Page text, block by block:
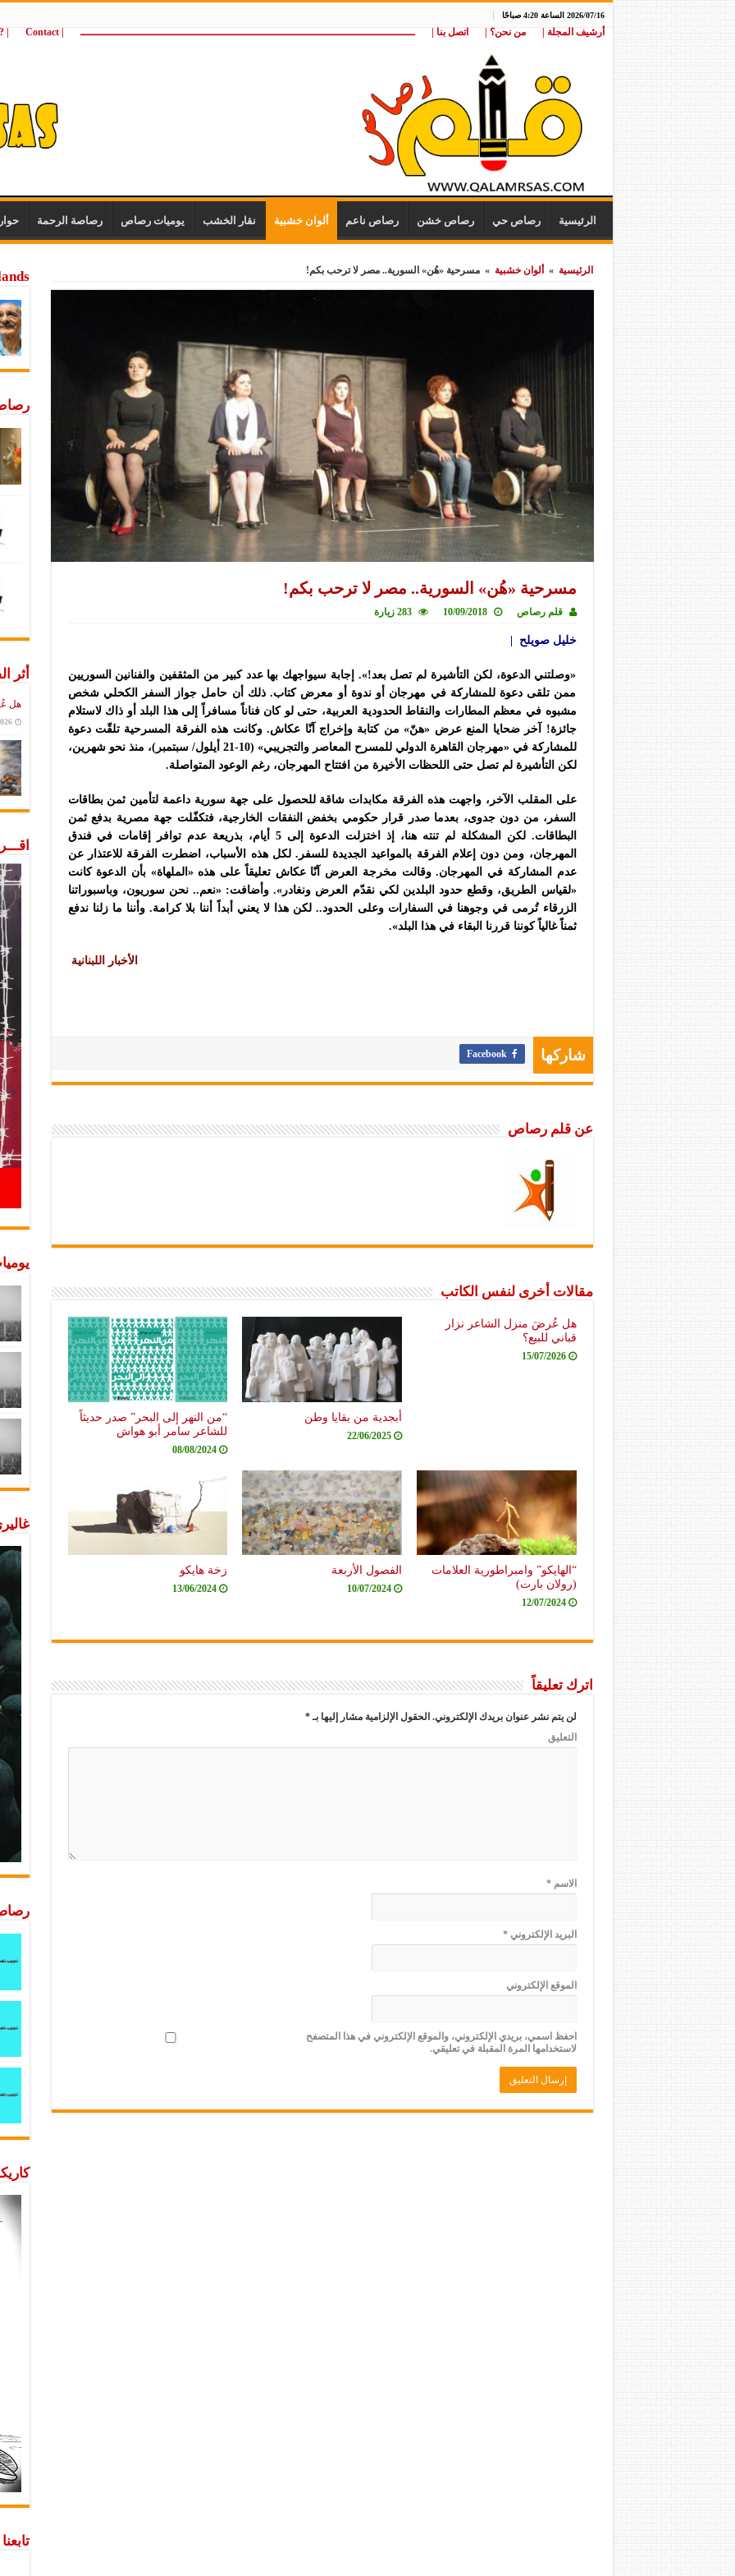
2026/07/16 الساعة 4:20 صباحًا
أرشيف المجلة | من نحن؟ | اتصل بنا | ــــــــــــــــــــــــــــــــــــــــــــــــــــــــــــــــــــــــــــــــــــــــــــــــــــــ | Contact
wij
الرئيسية رصاص حي رصاص خشن رصاص ناعم ألوان خشبية نقار الخشب يوميات رصاص رصاصة الرحمة
الرئيسية » ألوان خشبية » مسرحية «هُن» السورية.. مصر لا ترحب بكم!
مسرحية «هُن» السورية.. مصر لا ترحب بكم!
قلم رصاص 10/09/2018 283 زيارة
خليل صويلح |
«وصلتني الدعوة، لكن التأشيرة لم تصل بعد!». إجابة سيواجهك بها عدد كبير من المثقفين والفنانين السوريين
ممن تلقى دعوة للمشاركة في مهرجان أو ندوة أو معرض كتاب. ذلك أن حامل جواز السفر الكحلي شخص
مشبوه في معظم المطارات والنقاط الحدودية العربية، حتى لو كان فناناً مسافراً إلى هذا البلد أو ذاك لاستلام
جائزة! آخر ضحايا المنع عرض «هنّ» من كتابة وإخراج آنّا عكاش. وكانت هذه الفرقة المسرحية تلقّت دعوة
للمشاركة في «مهرجان القاهرة الدولي للمسرح المعاصر والتجريبي» (10-21 أيلول/ سبتمبر)، منذ نحو شهرين،
لكن التأشيرة لم تصل حتى اللحظات الأخيرة من افتتاح المهرجان، رغم الوعود المتواصلة.
على المقلب الآخر، واجهت هذه الفرقة مكابدات شاقة للحصول على جهة سورية داعمة لتأمين ثمن بطاقات
السفر، من دون جدوى، بعدما صدر قرار حكومي بخفض النفقات الخارجية، فتكفّلت جهة مصرية بدفع ثمن
البطاقات. لكن المشكلة لم تنته هنا، إذ اختزلت الدعوة إلى 5 أيام، بذريعة عدم توافر إقامات في فندق
المهرجان، ومن دون إعلام الفرقة بالمواعيد الجديدة للسفر. لكل هذه الأسباب، اضطرت الفرقة للاعتذار عن
عدم المشاركة في المهرجان. وقالت مخرجة العرض آنّا عكاش تعليقاً على هذه «الملهاة» بأن الدعوة كانت
«لقياس الطريق، وقطع حدود البلدين لكي نقدّم العرض ونغادر». وأضافت: «نعم.. نحن سوريون، وباسبوراتنا
الزرقاء تُرمى في وجوهنا في السفارات وعلى الحدود.. لكن هذا لا يعني أبداً أننا بلا كرامة. وأننا ما زلنا ندفع
ثمناً غالياً كوننا قررنا البقاء في هذا البلد».
الأخبار اللبنانية
شاركها Facebook
عن قلم رصاص
مقالات أخرى لنفس الكاتب
هل عُرضَ منزل الشاعر نزار
قباني للبيع؟
15/07/2026
أبجدية من بقايا وطن
22/06/2025
“من النهر إلى البحر” صدر حديثاً
للشاعر سامر أبو هواش
08/08/2024
“الهايكو” وامبراطورية العلامات
(رولان بارت)
12/07/2024
الفصول الأربعة
10/07/2024
زخة هايكو
13/06/2024
اترك تعليقاً
لن يتم نشر عنوان بريدك الإلكتروني. الحقول الإلزامية مشار إليها بـ*
التعليق
الاسم*
البريد الإلكتروني*
الموقع الإلكتروني
احفظ اسمي، بريدي الإلكتروني، والموقع الإلكتروني في هذا المتصفح
لاستخدامها المرة المقبلة في تعليقي.
أثر
هل